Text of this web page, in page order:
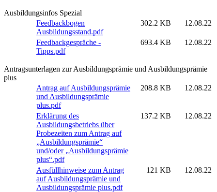
Ausbildungsinfos Spezial
Feedbackbogen
Ausbildungsstand.pdf
302.2 KB 12.08.22
Feedbackgespräche -
Tipps.pdf
693.4 KB 12.08.22
Antragsunterlagen zur Ausbildungsprämie und Ausbildungsprämie
plus
Antrag auf Ausbildungsprämie
und Ausbildungsprämie
plus.pdf
208.8 KB 12.08.22
Erklärung des
Ausbildungsbetriebs über
Probezeiten zum Antrag auf
„Ausbildungsprämie“
und/oder „Ausbildungsprämie
plus“.pdf
137.2 KB 12.08.22
Ausfüllhinweise zum Antrag
auf Ausbildungsprämie und
Ausbildungsprämie plus.pdf
121 KB 12.08.22